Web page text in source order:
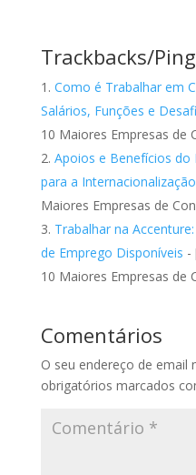
Trackbacks/
Como é Trabalhar em
Salários, Funções e
10 Maiores Empresas de
Apoios e Benefícios do
para a Internacionalização
Maiores Empresas de
Trabalhar na
de Emprego Disponíveis -
10 Maiores Empresas de
Comentários
O seu endereço de email
obrigatórios marcados